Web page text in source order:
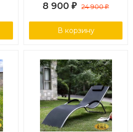
8 900 ₽ 24 900₽
В корзину